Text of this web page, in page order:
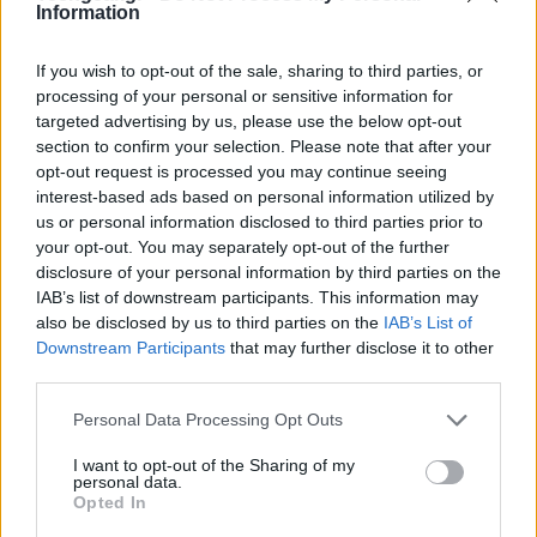
Information
If you wish to opt-out of the sale, sharing to third parties, or
processing of your personal or sensitive information for
targeted advertising by us, please use the below opt-out
section to confirm your selection. Please note that after your
opt-out request is processed you may continue seeing
interest-based ads based on personal information utilized by
us or personal information disclosed to third parties prior to
your opt-out. You may separately opt-out of the further
disclosure of your personal information by third parties on the
IAB’s list of downstream participants. This information may
also be disclosed by us to third parties on the IAB’s List of
Downstream Participants that may further disclose it to other
Please note that this website/app uses one or more Google
not limited to your visit or usage behaviour. You may click to
grant or deny consent to Google and its third-party tags to
use your data for below specified purposes in below Google
Personal Data Processing Opt Outs
I want to opt-out of the Sharing of my
personal data.
Opted In
Europe σχολίασε:
"Οι ανέπαφες συναλλαγές
πραγματοποιούνται από εκατομμύρια
κατόχους καρτών Visa σε όλη τη χώρα
καθημερινά. Σε συνδυασμό με την
απλότητα και την ευκολία που προσφέρει
η υπηρεσία Apple Pay, οι πληρωμές μέσω
κινητού τηλεφώνου θα γίνουν μέρος της
καθημερινότητάς μας. Αν κάποιος φύγει
από το σπίτι του μόνο με ένα αντικείμενο,
αυτό θα είναι το κινητό του.
Συνεργαζόμαστε με την Apple και τις
τράπεζες για να παρέχουμε στους
συναρπαστική εμπειρία πληρωμών μέσω
της υπηρεσίας Apple Pay, έτσι ώστε να